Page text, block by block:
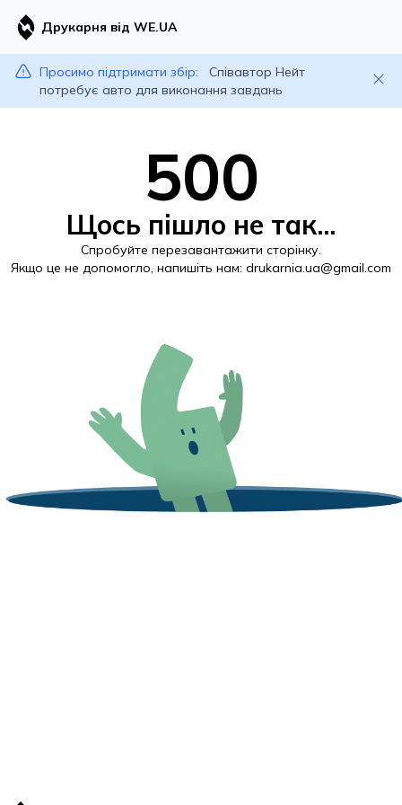
Друкарня від WE.UA
Просимо підтримати збір:
Співавтор Нейт
потребує авто для виконання завдань
500
Щось пішло не так...
Спробуйте перезавантажити сторінку.
Якщо це не допомогло, напишіть нам: drukarnia.ua@gmail.com